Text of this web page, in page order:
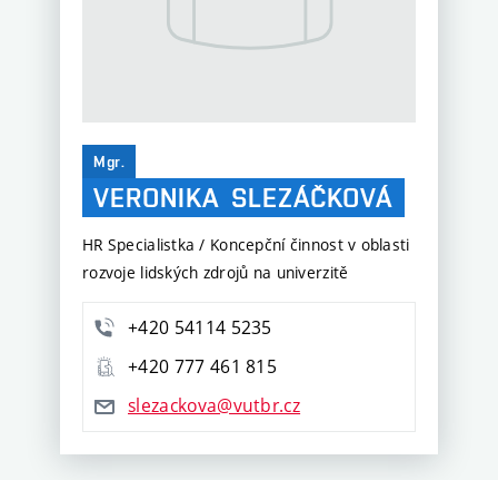
Mgr.
VERONIKA SLEZÁČKOVÁ
HR Specialistka / Koncepční činnost v oblasti
rozvoje lidských zdrojů na univerzitě
+420 54114 5235
+420 777 461 815
slezackova@vutbr.cz